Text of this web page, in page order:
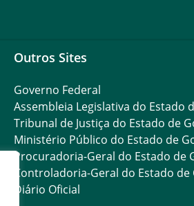
Outros Sites
Governo Federal
Assembleia Legislativa do Estado
Tribunal de Justiça do Estado de
Ministério Público do Estado de
Procuradoria-Geral do Estado de
Controladoria-Geral do Estado de
Diário Oficial